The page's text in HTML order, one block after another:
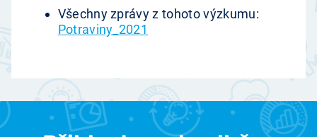
Všechny zprávy z tohoto výzkumu:
Potraviny_2021